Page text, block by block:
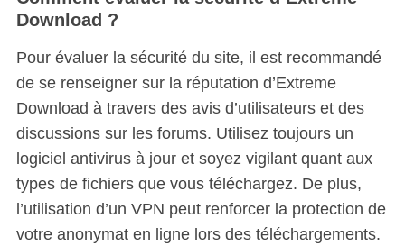
Download ?
Pour évaluer la sécurité du site, il est recommandé
de se renseigner sur la réputation d’Extreme
Download à travers des avis d’utilisateurs et des
discussions sur les forums. Utilisez toujours un
logiciel antivirus à jour et soyez vigilant quant aux
types de fichiers que vous téléchargez. De plus,
l’utilisation d’un VPN peut renforcer la protection de
votre anonymat en ligne lors des téléchargements.